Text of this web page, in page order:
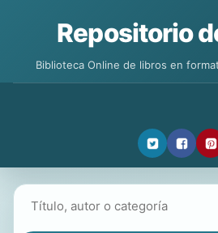
Repositorio
Biblioteca Online de libros en